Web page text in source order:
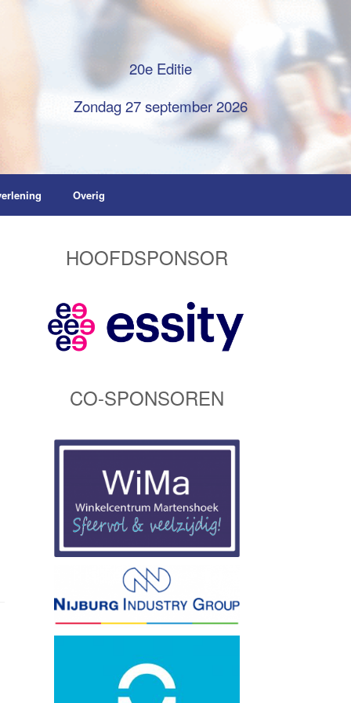
20e Editie
Zondag 27 september 2026
Overig
HOOFDSPONSOR
CO-SPONSOREN